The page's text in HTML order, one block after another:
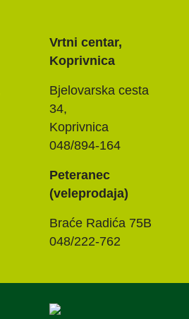
Vrtni centar,
Koprivnica
Bjelovarska cesta
34,
Koprivnica
048/894-164
Peteranec
(veleprodaja)
Braće Radića 75B
048/222-762